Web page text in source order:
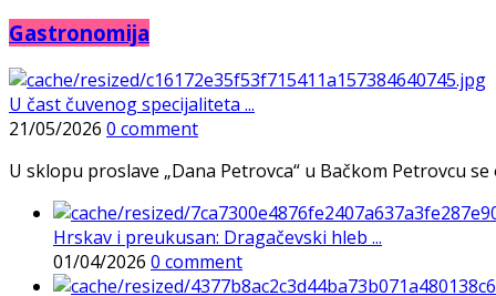
Gastronomija
U čast čuvenog specijaliteta ...
21/05/2026 0 comment
U sklopu proslave „Dana Petrovca“ u Bačkom Petrovcu
Hrskav i preukusan: Dragačevski hleb ...
01/04/2026 0 comment